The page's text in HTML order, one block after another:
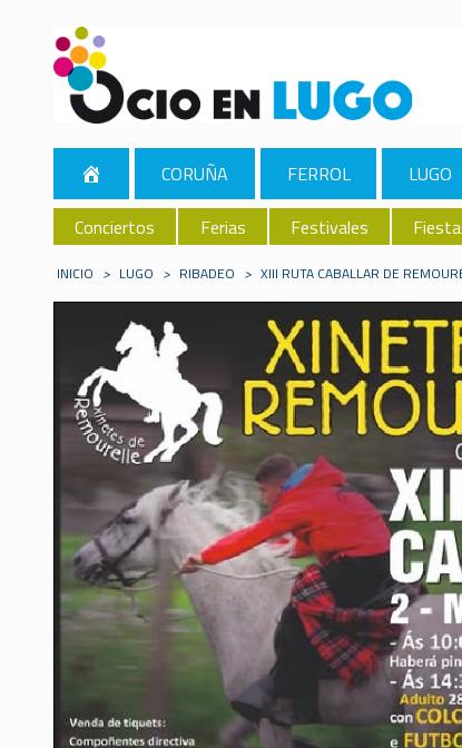
CORUÑA FERROL LUGO
Conciertos
Ferias Festivales
INICIO > LUGO > RIBADEO > XIII RUTA CABALLAR DE